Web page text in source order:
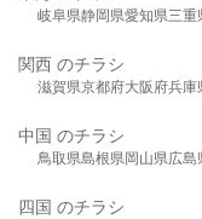
岐阜県静岡県愛知県三重
関西 のチラシ
滋賀県京都府大阪府兵庫
中国 のチラシ
鳥取県島根県岡山県広島
四国 のチラシ